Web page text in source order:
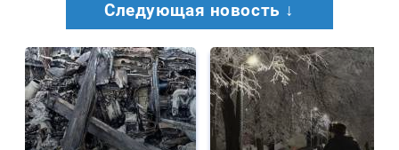
Следующая новость ↓